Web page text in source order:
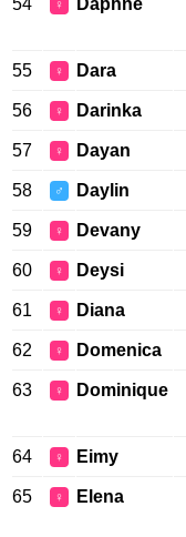
54 ♀ Daphne
55 ♀ Dara
56 ♀ Darinka
57 ♀ Dayan
58 ♂ Daylin
59 ♀ Devany
60 ♀ Deysi
61 ♀ Diana
62 ♀ Domenica
63 ♀ Dominique
64 ♀ Eimy
65 ♀ Elena